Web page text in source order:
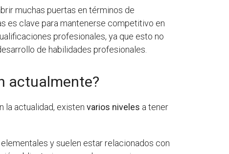
muchas puertas en términos de
es clave para mantenerse competitivo en
profesionales, ya que esto no
de habilidades profesionales.
actualmente?
la actualidad, existenvarios niveles a tener
elementales y suelen estar relacionados con